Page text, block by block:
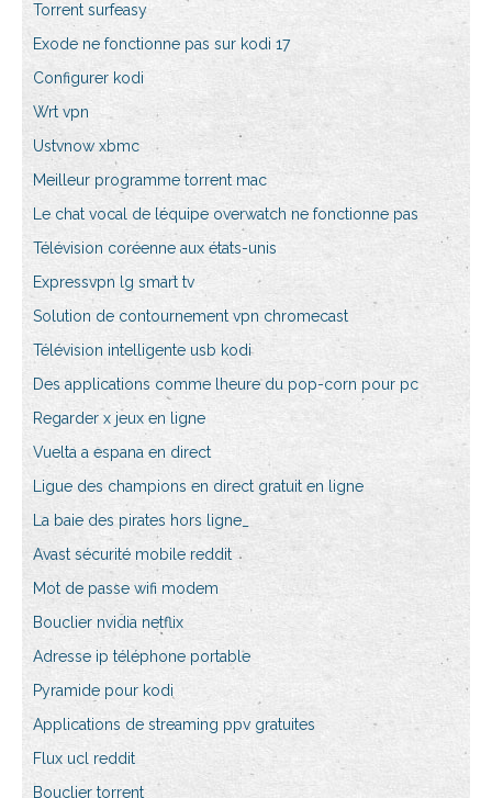
Torrent surfeasy
Exode ne fonctionne pas sur kodi 17
Configurer kodi
Wrt vpn
Ustvnow xbmc
Meilleur programme torrent mac
Le chat vocal de léquipe overwatch ne fonctionne pas
Télévision coréenne aux états-unis
Expressvpn lg smart tv
Solution de contournement vpn chromecast
Télévision intelligente usb kodi
Des applications comme lheure du pop-corn pour pc
Regarder x jeux en ligne
Vuelta a espana en direct
Ligue des champions en direct gratuit en ligne
La baie des pirates hors ligne_
Avast sécurité mobile reddit
Mot de passe wifi modem
Bouclier nvidia netflix
Adresse ip téléphone portable
Pyramide pour kodi
Applications de streaming ppv gratuites
Flux ucl reddit
Bouclier torrent